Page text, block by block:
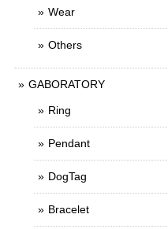
Wear
Others
GABORATORY
Ring
Pendant
DogTag
Bracelet